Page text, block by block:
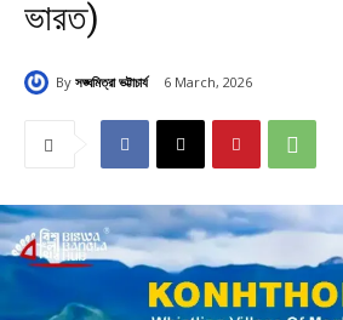
ভারত)
By সঙ্ঘমিত্রা ভট্টাচার্য 6 March, 2026